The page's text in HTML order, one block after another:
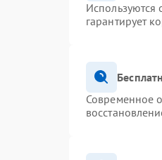
гарантирует
Современное